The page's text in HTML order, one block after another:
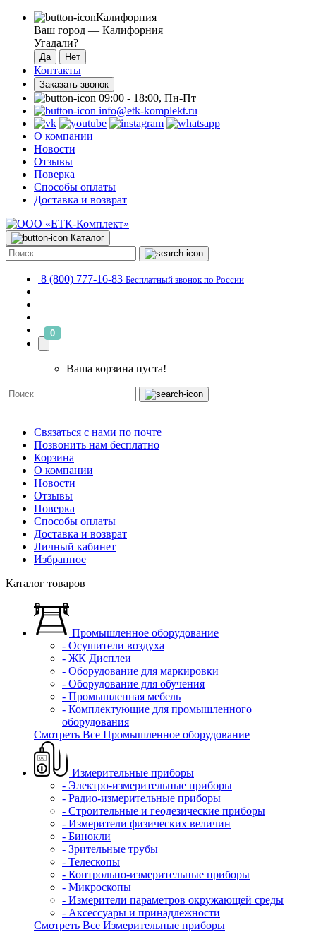
Калифорния
Ваш город — Калифорния
Угадали?
Контакты
Заказать звонок
09:00 - 18:00, Пн-Пт
info@etk-komplekt.ru
О компании
Новости
Отзывы
Поверка
Способы оплаты
Доставка и возврат
Каталог
8 (800) 777-16-83 Бесплатный звонок по России
0
Ваша корзина пуста!
Связаться с нами по почте
Позвонить нам бесплатно
Корзина
О компании
Новости
Отзывы
Поверка
Способы оплаты
Доставка и возврат
Личный кабинет
Избранное
Каталог товаров
Промышленное оборудование
- Осушители воздуха
- ЖК Дисплеи
- Оборудование для маркировки
- Оборудование для обучения
- Промышленная мебель
- Комплектующие для промышленного
оборудования
Смотреть Все Промышленное оборудование
Измерительные приборы
- Электро-измерительные приборы
- Радио-измерительные приборы
- Строительные и геодезические приборы
- Измерители физических величин
- Бинокли
- Зрительные трубы
- Телескопы
- Контрольно-измерительные приборы
- Микроскопы
- Измерители параметров окружающей среды
- Аксессуары и принадлежности
Смотреть Все Измерительные приборы